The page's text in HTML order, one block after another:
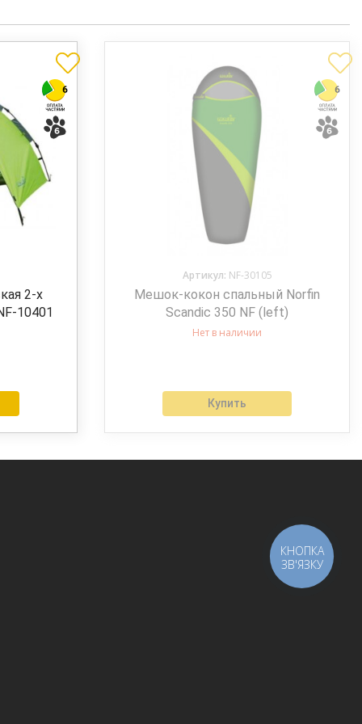
2-х
10401
Артикул: NF-30105
Мешок-кокон спальный Norfin
Scandic 350 NF (left)
Нет в наличии
Купить
КНОПКА
ЗВ'ЯЗКУ